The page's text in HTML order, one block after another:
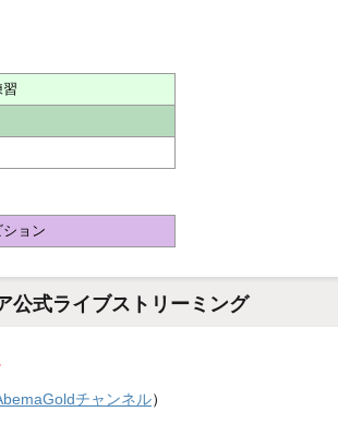
ョン
公式ライブストリーミング
チャンネル）